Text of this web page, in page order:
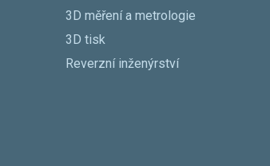
3D měření a metrologie
3D tisk
Reverzní inženýrství